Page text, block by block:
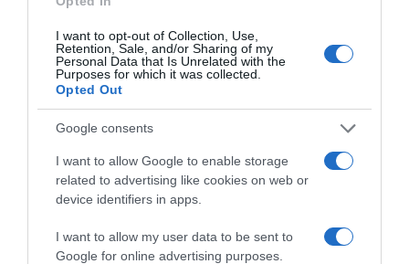
I want to opt-out of Collection, Use,
Retention, Sale, and/or Sharing of my
Personal Data that Is Unrelated with the
Purposes for which it was collected.
Opted Out
Google consents
I want to allow Google to enable storage
related to advertising like cookies on web or
device identifiers in apps.
I want to allow my user data to be sent to
Google for online advertising purposes.
Παρακαλώ Περιμένετε...
ΔΕΥΤΕΡΑ – ΡΕΜΟΣ ΑΝΤΩΝΗΣ